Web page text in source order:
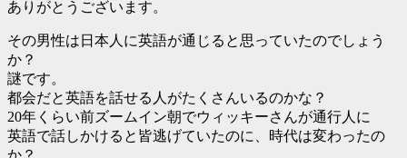
ありがとうございます。
その男性は日本人に英語が通じると思っていたのでしょう
か？
謎です。
都会だと英語を話せる人がたくさんいるのかな？
20年くらい前ズームイン朝でウィッキーさんが通行人に
英語で話しかけると皆逃げていたのに、時代は変わったの
か？